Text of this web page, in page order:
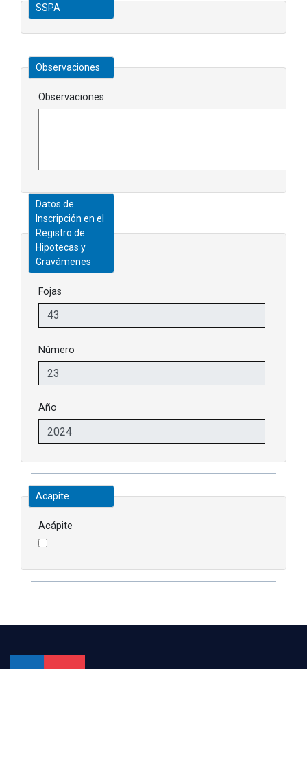
SSPA
Observaciones
Observaciones
Datos de
Inscripción en el
Registro de
Hipotecas y
Gravámenes
Fojas
Número
Año
Acapite
Acápite